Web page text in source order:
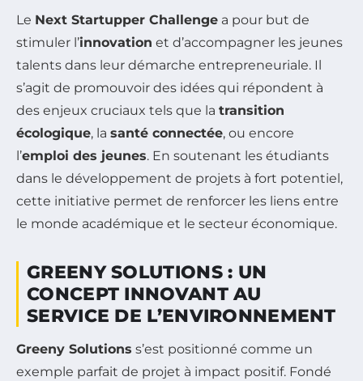
Le Next Startupper Challenge a pour but de
stimuler l’innovation et d’accompagner les jeunes
talents dans leur démarche entrepreneuriale. Il
s’agit de promouvoir des idées qui répondent à
des enjeux cruciaux tels que la transition
écologique, la santé connectée, ou encore
l’emploi des jeunes. En soutenant les étudiants
dans le développement de projets à fort potentiel,
cette initiative permet de renforcer les liens entre
le monde académique et le secteur économique.
GREENY SOLUTIONS : UN
CONCEPT INNOVANT AU
SERVICE DE L’ENVIRONNEMENT
Greeny Solutions s’est positionné comme un
exemple parfait de projet à impact positif. Fondé